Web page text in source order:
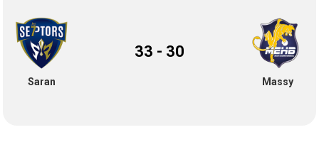
Saran
33 - 30
Massy